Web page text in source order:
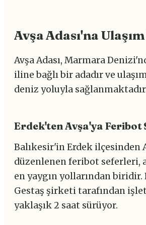
Avşa Adası'na
Avşa Adası, Marmara
iline bağlı bir adadır ve
deniz yoluyla
Erdek'ten Avşa'ya Feribot
Balıkesir'in Erdek ilçesinden
düzenlenen feribot seferleri,
en yaygın yollarından biridir.
Gestaş şirketi tarafından
yaklaşık 2 saat sürüyor.